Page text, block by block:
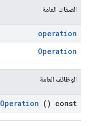
الصفات العامة
operation
Operation
الوظائف العامة
Operation () const